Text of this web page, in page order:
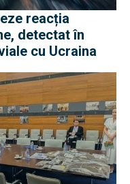
reacția
detectat în
cu Ucraina